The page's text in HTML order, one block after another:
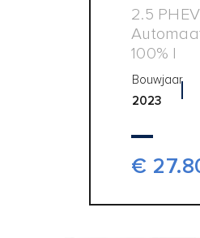
2.5
100% |
Bouwjaar
2023
€